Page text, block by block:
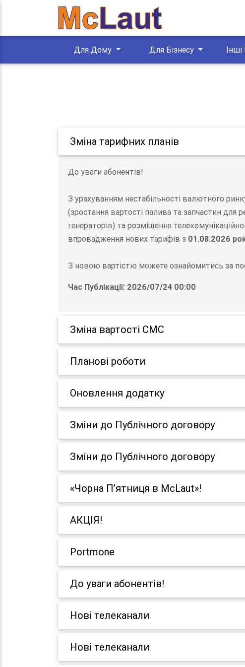
Для Дому Для Бізнесу
Зміна тарифних планів
До уваги абонентів!
З урахуванням нестабільності валютного
(зростання вартості палива та запчастин
генераторів) та розміщення
впровадження нових тарифів з 01.08.2026
З новою вартістю можете ознайомитись за
Час Публікації: 2026/07/24 00:00
Зміна вартості СМС
Планові роботи
Оновлення додатку
Зміни до Публічного договору
Зміни до Публічного договору
«Чорна П’ятниця в McLaut»!
АКЦІЯ!
Portmone
До уваги абонентів!
Нові телеканали
Нові телеканали